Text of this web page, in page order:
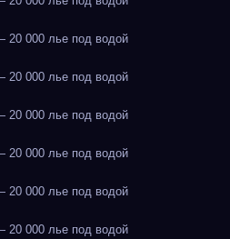
000 лье под водой
000 лье под водой
000 лье под водой
000 лье под водой
000 лье под водой
000 лье под водой